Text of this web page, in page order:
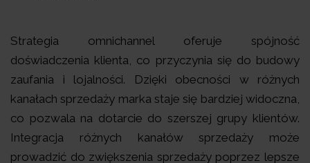
Strategia omnichannel oferuje spójność
doświadczenia klienta, co przyczynia się do budowy
zaufania i lojalności. Dzięki obecności w różnych
kanałach sprzedaży marka staje się bardziej widoczna,
co pozwala na dotarcie do szerszej grupy klientów.
Integracja różnych kanałów sprzedaży może
prowadzić do zwiększenia sprzedaży poprzez lepsze